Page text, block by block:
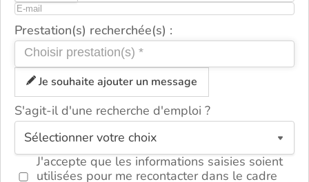
Prestation(s) recherchée(s) :
Je souhaite ajouter un message
S'agit-il d'une recherche d'emploi ?
J'accepte que les informations saisies soient
utilisées pour me recontacter dans le cadre
ou